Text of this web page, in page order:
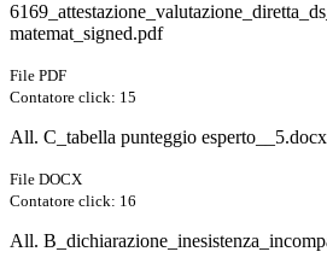
matemat_signed.pdf
File PDF
Contatore click: 15
All. C_tabella punteggio esperto__5.docx
File DOCX
Contatore click: 16
All.